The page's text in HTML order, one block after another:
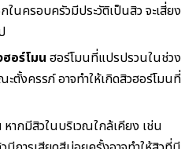
นครอบครัวมีประวัติเป็นสิว จะเสี่ยง
อร์โมน ฮอร์โมนที่แปรปรวนในช่วง
ะตั้งครรภ์ อาจทำให้เกิดสิวฮอร์โมนที่
หากมีสิวในบริเวณใกล้เคียง เช่น